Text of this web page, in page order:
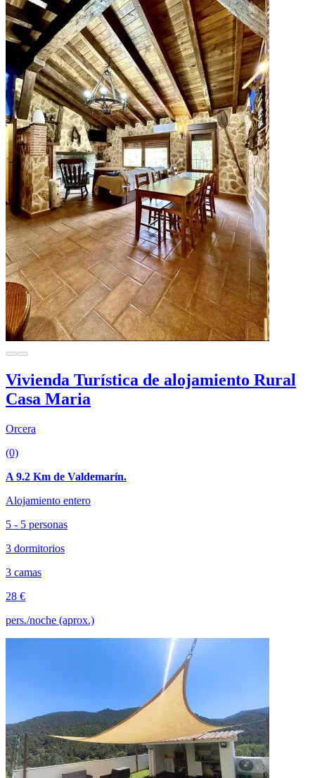
Vivienda Turística de alojamiento Rural
Casa Maria
Orcera
(0)
A 9.2 Km de Valdemarín.
Alojamiento entero
5 - 5 personas
3 dormitorios
3 camas
28 €
pers./noche (aprox.)